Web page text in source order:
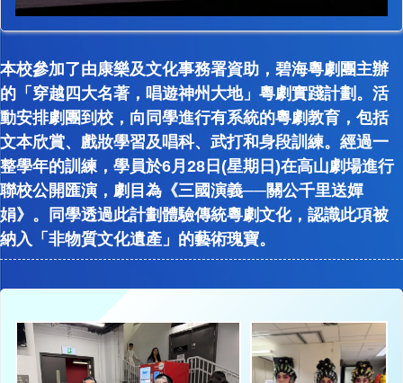
本校參加了由康樂及文化事務署資助，碧海粵劇團主辦
的「穿越四大名著，唱遊神州大地」粵劇實踐計劃。活
動安排劇團到校，向同學進行有系統的粵劇教育，包括
文本欣賞、戲妝學習及唱科、武打和身段訓練。經過一
整學年的訓練，學員於6月28日(星期日)在高山劇場進行
聯校公開匯演，劇目為《三國演義──關公千里送嬋
娟》。同學透過此計劃體驗傳統粵劇文化，認識此項被
納入「非物質文化遺產」的藝術瑰寶。